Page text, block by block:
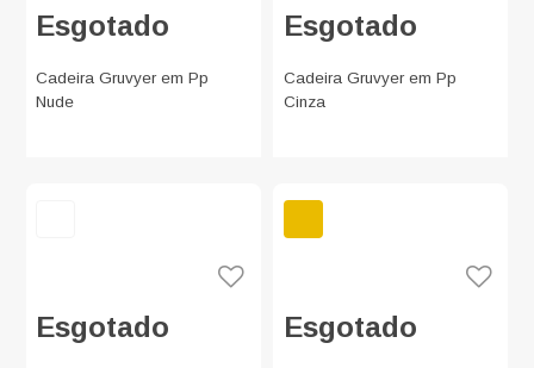
Esgotado
Cadeira Gruvyer em Pp
Nude
Esgotado
Cadeira Gruvyer em Pp
Cinza
Esgotado Esgotado